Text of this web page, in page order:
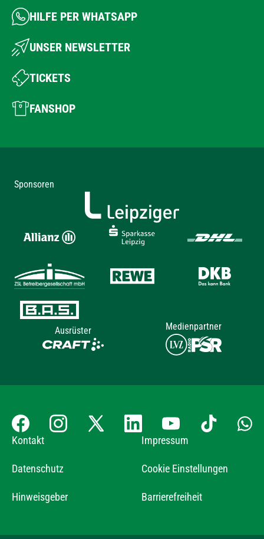
HILFE PER WHATSAPP
UNSER NEWSLETTER
TICKETS
FANSHOP
Sponsoren
Ausrüster Medienpartner
Kontakt Impressum
Datenschutz Cookie Einstellungen
Hinweisgeber Barrierefreiheit